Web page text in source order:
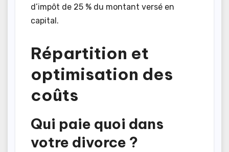
d’impôt de 25 % du montant versé en
capital.
Répartition et
optimisation des
coûts
Qui paie quoi dans
votre divorce ?